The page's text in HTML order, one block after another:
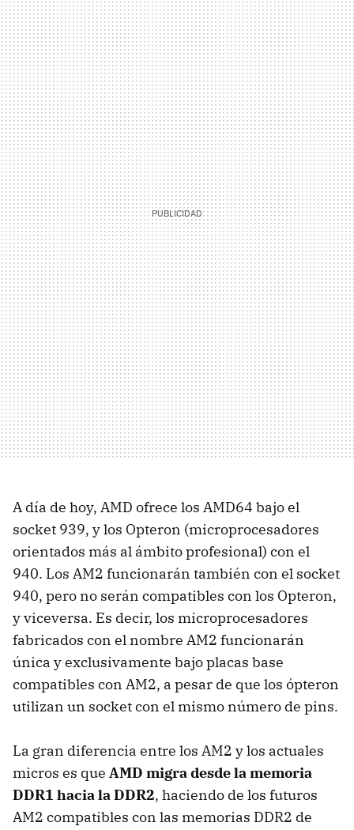
A día de hoy, AMD ofrece los AMD64 bajo el
socket 939, y los Opteron (microprocesadores
orientados más al ámbito profesional) con el
940. Los AM2 funcionarán también con el socket
940, pero no serán compatibles con los Opteron,
y viceversa. Es decir, los microprocesadores
fabricados con el nombre AM2 funcionarán
única y exclusivamente bajo placas base
compatibles con AM2, a pesar de que los ópteron
utilizan un socket con el mismo número de pins.
La gran diferencia entre los AM2 y los actuales
micros es que AMD migra desde la memoria
DDR1 hacia la DDR2, haciendo de los futuros
AM2 compatibles con las memorias DDR2 de